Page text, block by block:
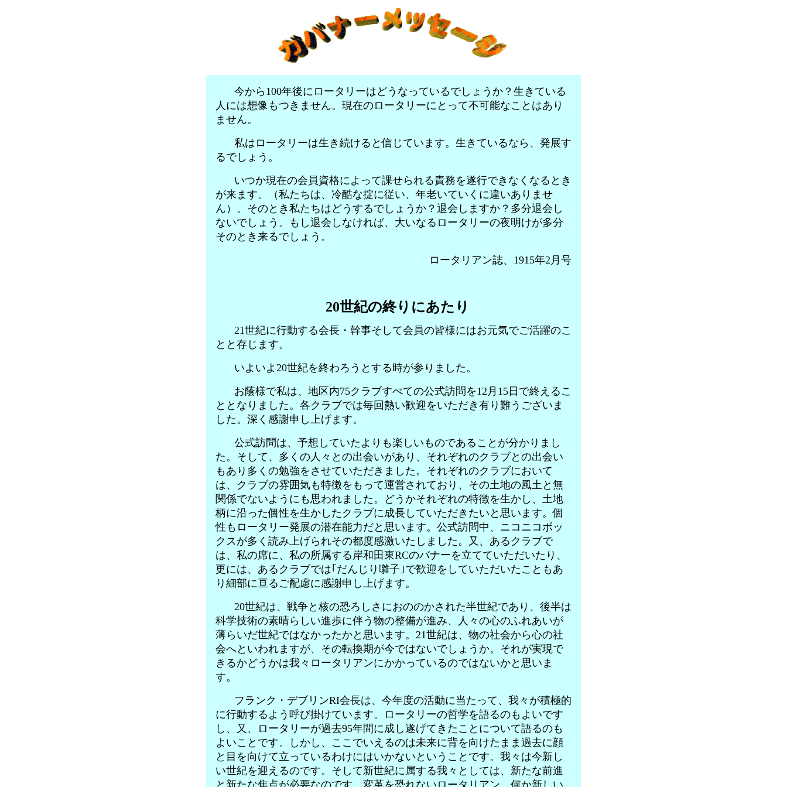
今から100年後にロータリーはどうなっているでしょうか？生きている
人には想像もつきません。現在のロータリーにとって不可能なことはあり
ません。
私はロータリーは生き続けると信じています。生きているなら、発展す
るでしょう。
いつか現在の会員資格によって課せられる責務を遂行できなくなるとき
が来ます。（私たちは、冷酷な掟に従い、年老いていくに違いありませ
ん）。そのとき私たちはどうするでしょうか？退会しますか？多分退会し
ないでしょう。もし退会しなければ、大いなるロータリーの夜明けが多分
そのとき来るでしょう。
ロータリアン誌、1915年2月号
20世紀の終りにあたり
21世紀に行動する会長・幹事そして会員の皆様にはお元気でご活躍のこ
とと存じます。
いよいよ20世紀を終わろうとする時が参りました。
お蔭様で私は、地区内75クラブすべての公式訪問を12月15日で終えるこ
ととなりました。各クラブでは毎回熱い歓迎をいただき有り難うございま
した。深く感謝申し上げます。
公式訪問は、予想していたよりも楽しいものであることが分かりまし
た。そして、多くの人々との出会いがあり、それぞれのクラブとの出会い
もあり多くの勉強をさせていただきました。それぞれのクラブにおいて
は、クラブの雰囲気も特徴をもって運営されており、その土地の風土と無
関係でないようにも思われました。どうかそれぞれの特徴を生かし、土地
柄に沿った個性を生かしたクラブに成長していただきたいと思います。個
性もロータリー発展の潜在能力だと思います。公式訪問中、ニコニコボッ
クスが多く読み上げられその都度感激いたしました。又、あるクラブで
は、私の席に、私の所属する岸和田東RCのバナーを立てていただいたり、
更には、あるクラブでは｢だんじり囃子｣で歓迎をしていただいたこともあ
り細部に亘るご配慮に感謝申し上げます。
20世紀は、戦争と核の恐ろしさにおののかされた半世紀であり、後半は
科学技術の素晴らしい進歩に伴う物の整備が進み、人々の心のふれあいが
薄らいだ世紀ではなかったかと思います。21世紀は、物の社会から心の社
会へといわれますが、その転換期が今ではないでしょうか。それが実現で
きるかどうかは我々ロータリアンにかかっているのではないかと思いま
す。
フランク・デブリンRI会長は、今年度の活動に当たって、我々が積極的
に行動するよう呼び掛けています。ロータリーの哲学を語るのもよいです
し、又、ロータリーが過去95年間に成し遂げてきたことについて語るのも
よいことです。しかし、ここでいえるのは未来に背を向けたまま過去に顔
と目を向けて立っているわけにはいかないということです。我々は今新し
い世紀を迎えるのです。そして新世紀に属する我々としては、新たな前進
と新たな焦点が必要なのです。変革を恐れないロータリアン、何か新しい